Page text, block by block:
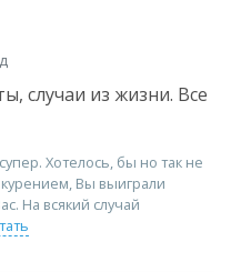
случаи из жизни. Все
Хотелось, бы но так не
Вы выиграли
На всякий случай